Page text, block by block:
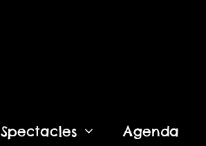
Spectacles Agenda